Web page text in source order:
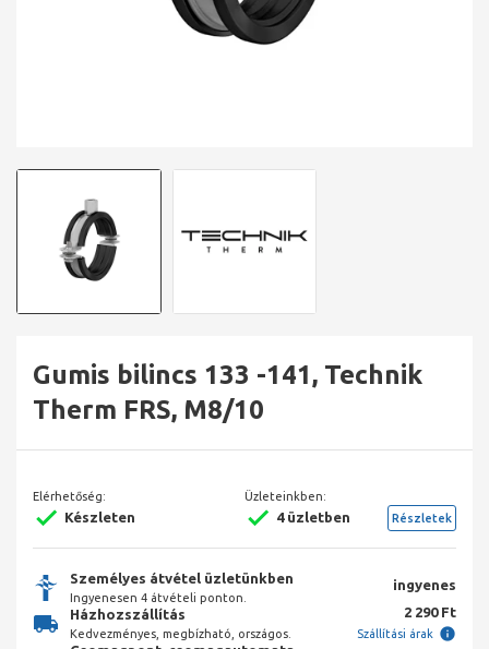
Gumis bilincs 133 -141, Technik
Therm FRS, M8/10
Elérhetőség:
Készleten
Üzleteinkben:
4 üzletben Részletek
Személyes átvétel üzletünkben
Ingyenesen 4 átvételi ponton.
ingyenes
Házhozszállítás
Kedvezményes, megbízható, országos.
2 290 Ft
Szállítási árak